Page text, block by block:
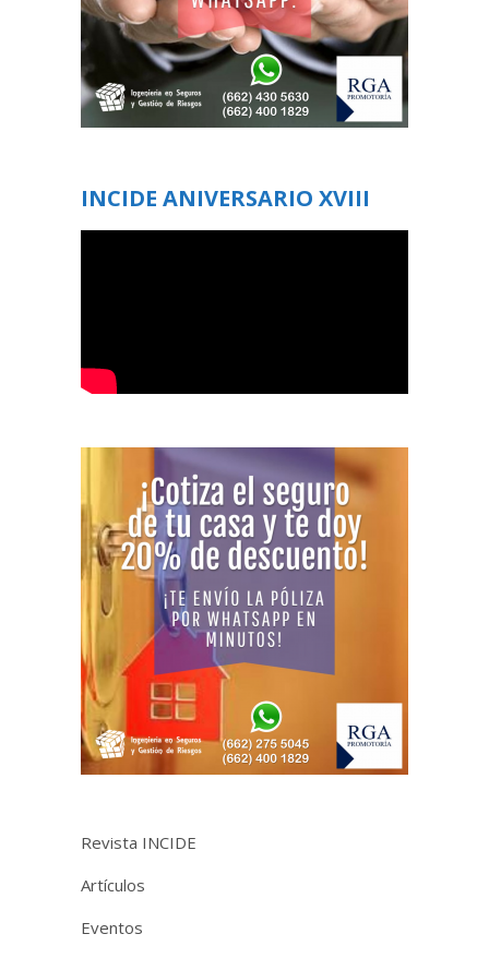
INCIDE ANIVERSARIO XVIII
Revista INCIDE
Artículos
Eventos